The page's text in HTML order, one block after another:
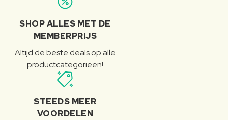
SHOP ALLES MET DE
MEMBERPRIJS
Altijd de beste deals op alle
productcategorieën!
STEEDS MEER
VOORDELEN